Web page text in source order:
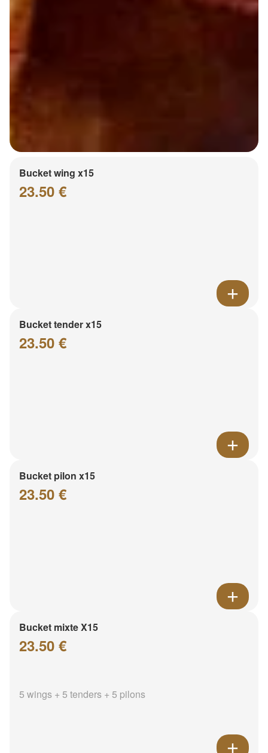
Bucket wing x15
23.50 €
Bucket tender x15
23.50 €
Bucket pilon x15
23.50 €
Bucket mixte X15
23.50 €
5 wings + 5 tenders + 5 pilons